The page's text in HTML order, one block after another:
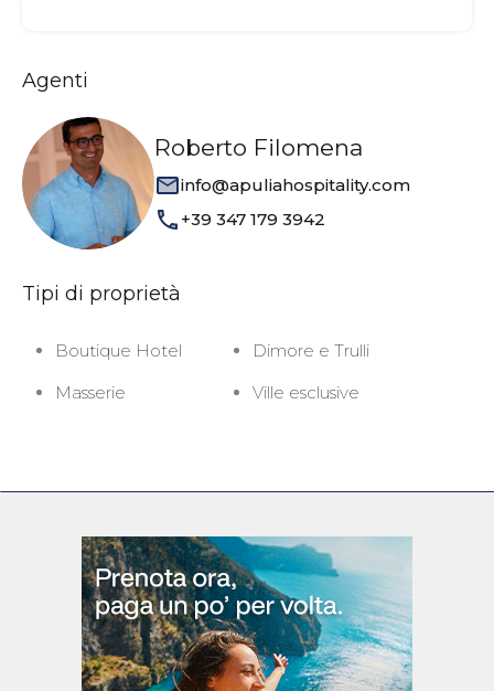
Agenti
Roberto Filomena
info@apuliahospitality.com
+39 347 179 3942
Tipi di proprietà
Boutique Hotel
Dimore e Trulli
Masserie
Ville esclusive